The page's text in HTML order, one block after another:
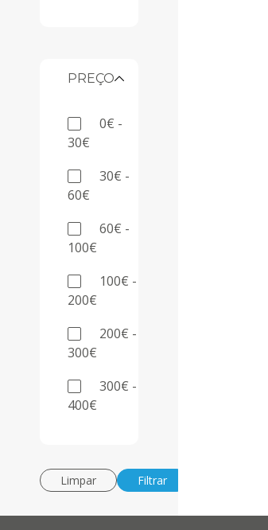
PREÇO
0€ -
30€
30€ -
60€
60€ -
100€
100€ -
200€
200€ -
300€
300€ -
400€
Limpar Filtrar